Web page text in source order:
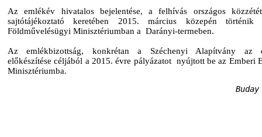
Az emlékév hivatalos bejelentése, a felhívás országos
sajtótájékoztató keretében 2015. március közepén
Földművelésügyi Minisztériumban a Darányi-termeben.
Az emlékbizottság, konkrétan a Széchenyi Alapítvány az
előkészítése céljából a 2015. évre pályázatot nyújtott be az Emberi
Minisztériumba.